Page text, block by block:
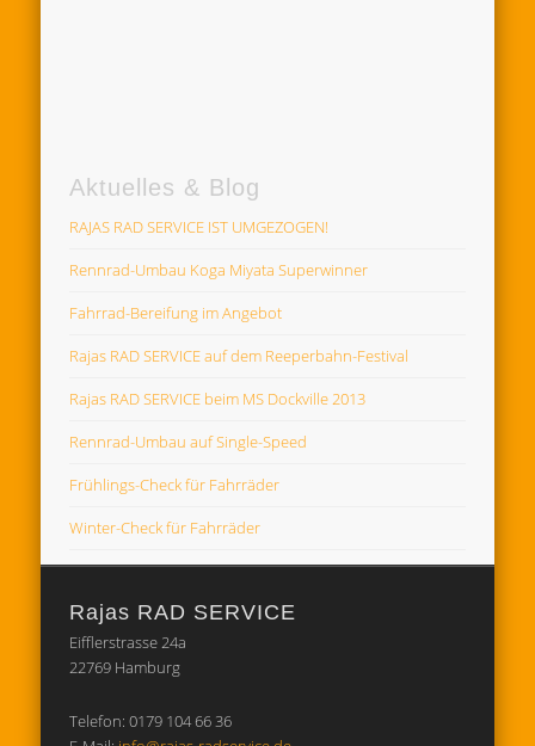
Aktuelles & Blog
RAJAS RAD SERVICE IST UMGEZOGEN!
Rennrad-Umbau Koga Miyata Superwinner
Fahrrad-Bereifung im Angebot
Rajas RAD SERVICE auf dem Reeperbahn-Festival
Rajas RAD SERVICE beim MS Dockville 2013
Rennrad-Umbau auf Single-Speed
Frühlings-Check für Fahrräder
Winter-Check für Fahrräder
Rajas RAD SERVICE
Eifflerstrasse 24a
22769 Hamburg
Telefon: 0179 104 66 36